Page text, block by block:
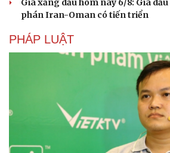
Giá xăng dầu hôm nay 6/8: Giá
phán Iran-Oman có tiến triển
PHÁP LUẬT